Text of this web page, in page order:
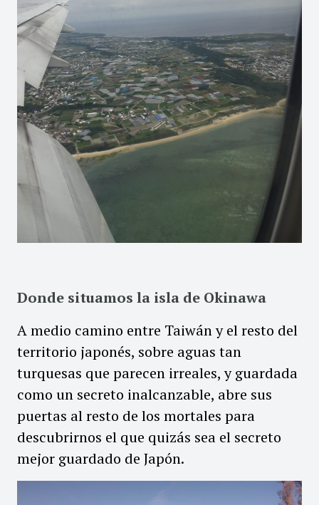
Donde situamos la isla de Okinawa
A medio camino entre Taiwán y el resto del
territorio japonés, sobre aguas tan
turquesas que parecen irreales, y guardada
como un secreto inalcanzable, abre sus
puertas al resto de los mortales para
descubrirnos el que quizás sea el secreto
mejor guardado de Japón.